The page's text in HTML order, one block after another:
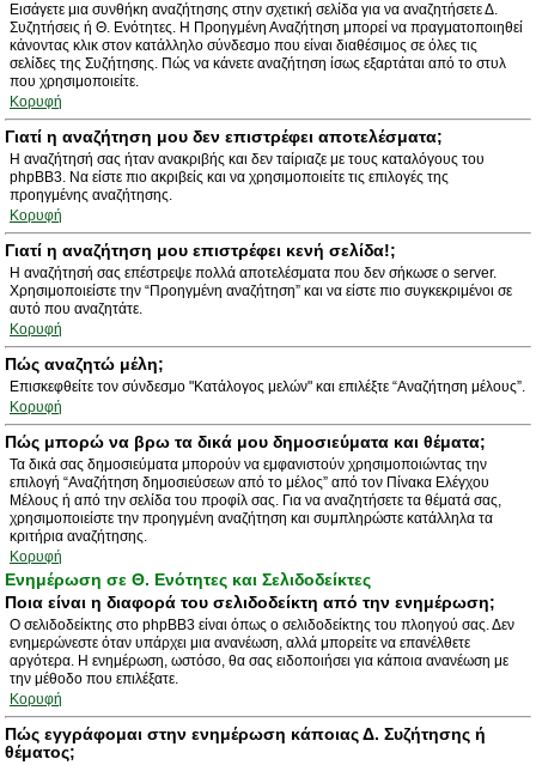
Εισάγετε μια συνθήκη αναζήτησης στην σχετική σελίδα για να αναζητήσετε Δ.
Συζητήσεις ή Θ. Ενότητες. Η Προηγμένη Αναζήτηση μπορεί να πραγματοποιηθεί
κάνοντας κλικ στον κατάλληλο σύνδεσμο που είναι διαθέσιμος σε όλες τις
σελίδες της Συζήτησης. Πώς να κάνετε αναζήτηση ίσως εξαρτάται από το στυλ
που χρησιμοποιείτε.
Κορυφή
Γιατί η αναζήτηση μου δεν επιστρέφει αποτελέσματα;
Η αναζήτησή σας ήταν ανακριβής και δεν ταίριαζε με τους καταλόγους του
phpBB3. Να είστε πιο ακριβείς και να χρησιμοποιείτε τις επιλογές της
προηγμένης αναζήτησης.
Κορυφή
Γιατί η αναζήτηση μου επιστρέφει κενή σελίδα!;
Η αναζήτησή σας επέστρεψε πολλά αποτελέσματα που δεν σήκωσε ο server.
Χρησιμοποιείστε την “Προηγμένη αναζήτηση” και να είστε πιο συγκεκριμένοι σε
αυτό που αναζητάτε.
Κορυφή
Πώς αναζητώ μέλη;
Επισκεφθείτε τον σύνδεσμο "Κατάλογος μελών" και επιλέξτε “Αναζήτηση μέλους”.
Κορυφή
Πώς μπορώ να βρω τα δικά μου δημοσιεύματα και θέματα;
Τα δικά σας δημοσιεύματα μπορούν να εμφανιστούν χρησιμοποιώντας την
επιλογή “Αναζήτηση δημοσιεύσεων από το μέλος” από τον Πίνακα Ελέγχου
Μέλους ή από την σελίδα του προφίλ σας. Για να αναζητήσετε τα θέματά σας,
χρησιμοποιείστε την προηγμένη αναζήτηση και συμπληρώστε κατάλληλα τα
κριτήρια αναζήτησης.
Κορυφή
Ενημέρωση σε Θ. Ενότητες και Σελιδοδείκτες
Ποια είναι η διαφορά του σελιδοδείκτη από την ενημέρωση;
Ο σελιδοδείκτης στο phpBB3 είναι όπως ο σελιδοδείκτης του πλοηγού σας. Δεν
ενημερώνεστε όταν υπάρχει μια ανανέωση, αλλά μπορείτε να επανέλθετε
αργότερα. Η ενημέρωση, ωστόσο, θα σας ειδοποιήσει για κάποια ανανέωση με
την μέθοδο που επιλέξατε.
Κορυφή
Πώς εγγράφομαι στην ενημέρωση κάποιας Δ. Συζήτησης ή
θέματος;